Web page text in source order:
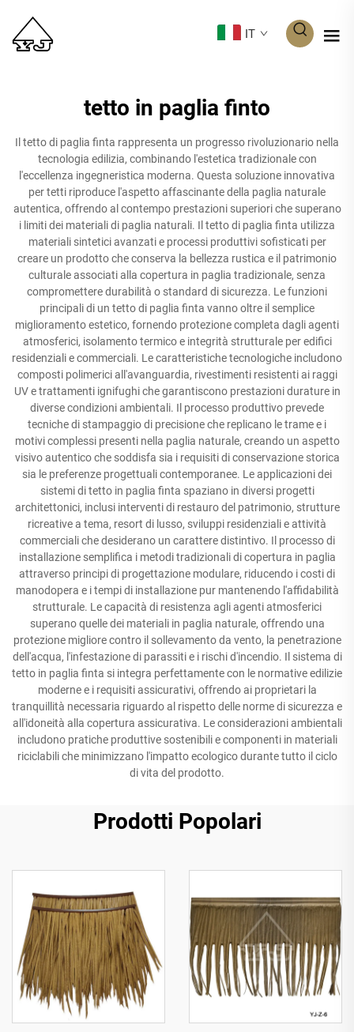
IT
tetto in paglia finto
Il tetto di paglia finta rappresenta un progresso rivoluzionario nella
tecnologia edilizia, combinando l'estetica tradizionale con
l'eccellenza ingegneristica moderna. Questa soluzione innovativa
per tetti riproduce l'aspetto affascinante della paglia naturale
autentica, offrendo al contempo prestazioni superiori che superano
i limiti dei materiali di paglia naturali. Il tetto di paglia finta utilizza
materiali sintetici avanzati e processi produttivi sofisticati per
creare un prodotto che conserva la bellezza rustica e il patrimonio
culturale associati alla copertura in paglia tradizionale, senza
compromettere durabilità o standard di sicurezza. Le funzioni
principali di un tetto di paglia finta vanno oltre il semplice
miglioramento estetico, fornendo protezione completa dagli agenti
atmosferici, isolamento termico e integrità strutturale per edifici
residenziali e commerciali. Le caratteristiche tecnologiche includono
composti polimerici all'avanguardia, rivestimenti resistenti ai raggi
UV e trattamenti ignifughi che garantiscono prestazioni durature in
diverse condizioni ambientali. Il processo produttivo prevede
tecniche di stampaggio di precisione che replicano le trame e i
motivi complessi presenti nella paglia naturale, creando un aspetto
visivo autentico che soddisfa sia i requisiti di conservazione storica
sia le preferenze progettuali contemporanee. Le applicazioni dei
sistemi di tetto in paglia finta spaziano in diversi progetti
architettonici, inclusi interventi di restauro del patrimonio, strutture
ricreative a tema, resort di lusso, sviluppi residenziali e attività
commerciali che desiderano un carattere distintivo. Il processo di
installazione semplifica i metodi tradizionali di copertura in paglia
attraverso principi di progettazione modulare, riducendo i costi di
manodopera e i tempi di installazione pur mantenendo l'affidabilità
strutturale. Le capacità di resistenza agli agenti atmosferici
superano quelle dei materiali in paglia naturale, offrendo una
protezione migliore contro il sollevamento da vento, la penetrazione
dell'acqua, l'infestazione di parassiti e i rischi d'incendio. Il sistema di
tetto in paglia finta si integra perfettamente con le normative edilizie
moderne e i requisiti assicurativi, offrendo ai proprietari la
tranquillità necessaria riguardo al rispetto delle norme di sicurezza e
all'idoneità alla copertura assicurativa. Le considerazioni ambientali
includono pratiche produttive sostenibili e componenti in materiali
riciclabili che minimizzano l'impatto ecologico durante tutto il ciclo
di vita del prodotto.
Prodotti Popolari